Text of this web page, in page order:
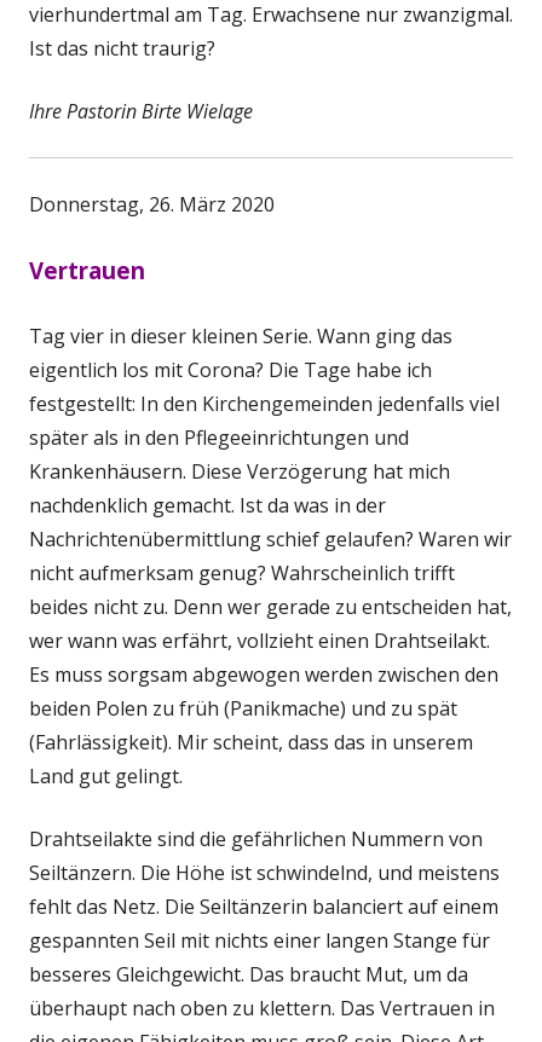
vierhundertmal am Tag. Erwachsene nur zwanzigmal.
Ist das nicht traurig?
Ihre Pastorin Birte Wielage
Donnerstag, 26. März 2020
Vertrauen
Tag vier in dieser kleinen Serie. Wann ging das
eigentlich los mit Corona? Die Tage habe ich
festgestellt: In den Kirchengemeinden jedenfalls viel
später als in den Pflegeeinrichtungen und
Krankenhäusern. Diese Verzögerung hat mich
nachdenklich gemacht. Ist da was in der
Nachrichtenübermittlung schief gelaufen? Waren wir
nicht aufmerksam genug? Wahrscheinlich trifft
beides nicht zu. Denn wer gerade zu entscheiden hat,
wer wann was erfährt, vollzieht einen Drahtseilakt.
Es muss sorgsam abgewogen werden zwischen den
beiden Polen zu früh (Panikmache) und zu spät
(Fahrlässigkeit). Mir scheint, dass das in unserem
Land gut gelingt.
Drahtseilakte sind die gefährlichen Nummern von
Seiltänzern. Die Höhe ist schwindelnd, und meistens
fehlt das Netz. Die Seiltänzerin balanciert auf einem
gespannten Seil mit nichts einer langen Stange für
besseres Gleichgewicht. Das braucht Mut, um da
überhaupt nach oben zu klettern. Das Vertrauen in